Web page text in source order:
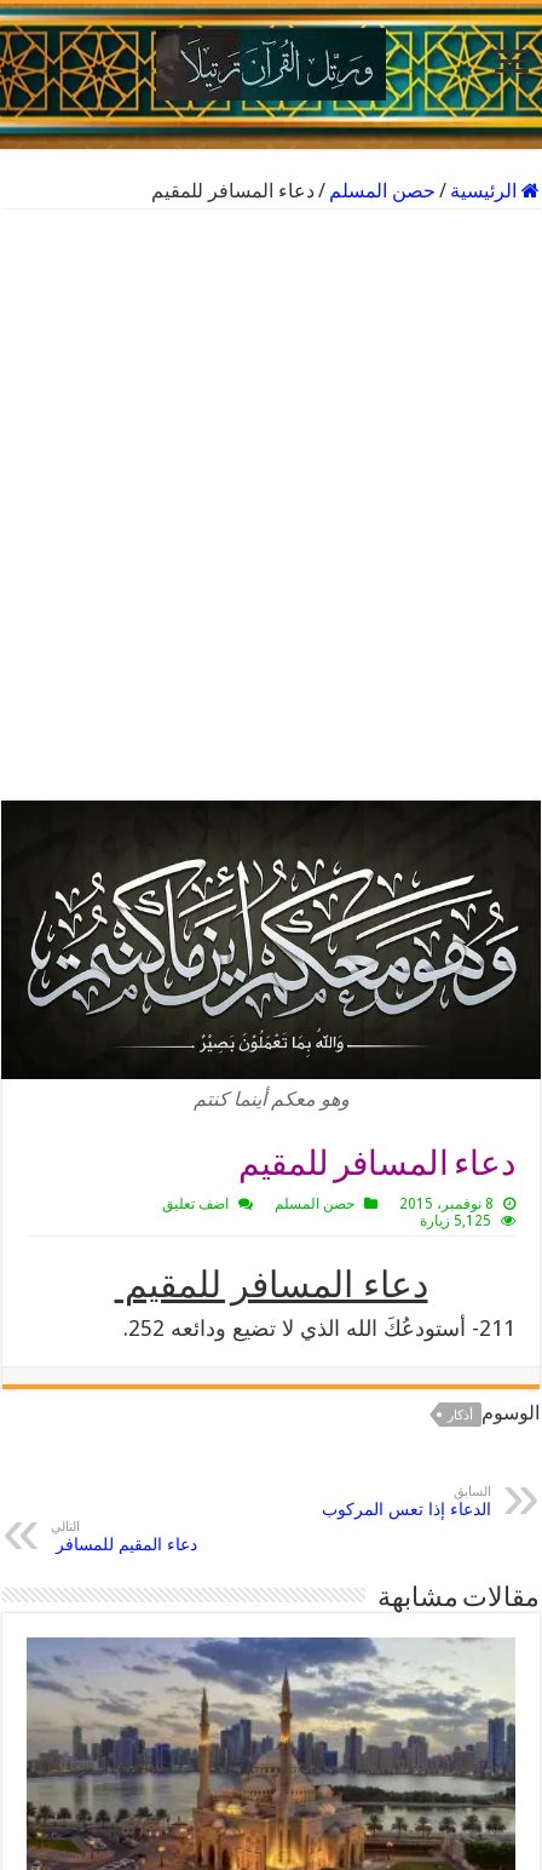
الرئيسية / حصن المسلم / دعاء المسافر للمقيم
وهو معكم أينما كنتم
دعاء المسافر للمقيم
8 نوفمبر، 2015 حصن المسلم
اضف تعليق
5,125 زيارة
دعاء المسافر للمقيم
211- أستودعُكَ الله الذي لا تضيع ودائعه 252.
الوسوم أذكار
السابق
الدعاء إذا تعس المركوب
التالي
دعاء المقيم للمسافر
مقالات مشابهة